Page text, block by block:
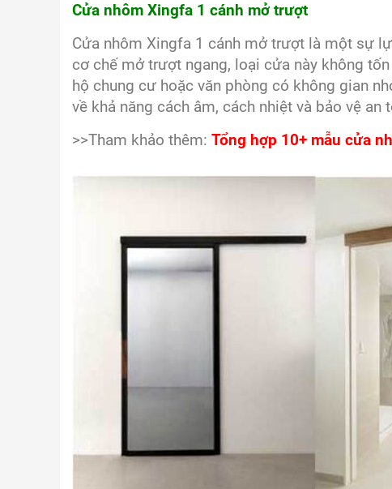
Cửa nhôm Xingfa 1 cánh mở trượt
Cửa nhôm Xingfa 1 cánh mở trượt là một sự
cơ chế mở trượt ngang, loại cửa này không
hộ chung cư hoặc văn phòng có không gian
về khả năng cách âm, cách nhiệt và bảo vệ an
>>Tham khảo thêm: Tổng hợp 10+ mẫu cửa